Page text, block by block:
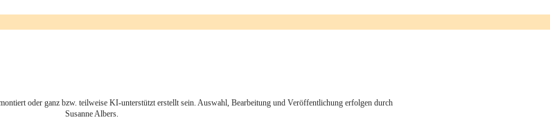
oder ganz bzw. teilweise KI-unterstützt erstellt sein. Auswahl, Bearbeitung und Veröffentlichung erfolgen durch
Susanne Albers.